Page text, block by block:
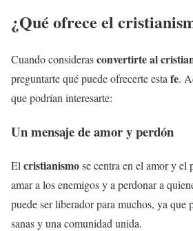
¿Qué ofrece el
Cuando considerasconvertirte al
preguntarte qué puede ofrecerte estafe.
que podrían interesarte:
Un mensaje de amor y perdón
El cristianismose centra en el amor y el
amar a los enemigos y a perdonar a
puede ser liberador para muchos, ya que
sanas y una comunidad unida.